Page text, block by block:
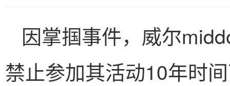
因掌掴事件，威尔
禁止参加其活动10年时